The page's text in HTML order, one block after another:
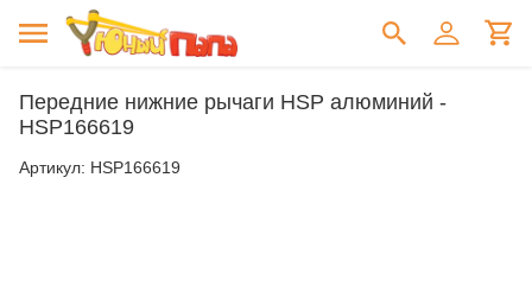
Передние нижние рычаги HSP алюминий -
HSP166619
Артикул: HSP166619